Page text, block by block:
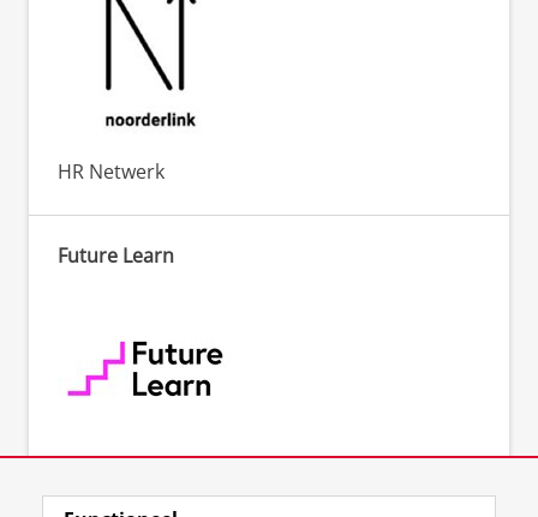
HR Netwerk
Future Learn
Gratis online cursussen